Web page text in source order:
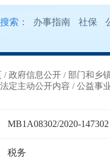
索： 办事指南 社保
/ 政府信息公开 / 部门和乡
法定主动公开内容 / 公益事
MB1A08302/2020-147302
税务